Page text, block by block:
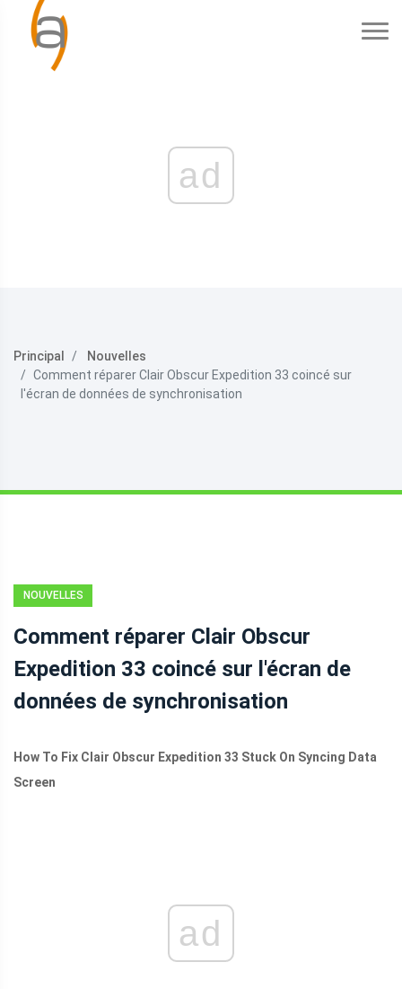
ad
Principal
Nouvelles
Comment réparer Clair Obscur Expedition 33 coincé sur
l'écran de données de synchronisation
NOUVELLES
Comment réparer Clair Obscur
Expedition 33 coincé sur l'écran de
données de synchronisation
How To Fix Clair Obscur Expedition 33 Stuck On Syncing Data
Screen
ad